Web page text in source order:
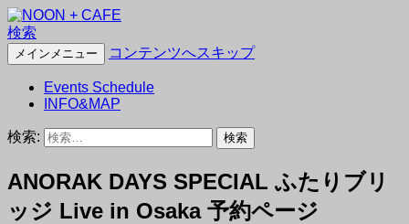
NOON + CAFE
検索
メインメニュー コンテンツへスキップ
Events Schedule
INFO&MAP
検索:
ANORAK DAYS SPECIAL ふたりブリ
ッジ Live in Osaka 予約ページ